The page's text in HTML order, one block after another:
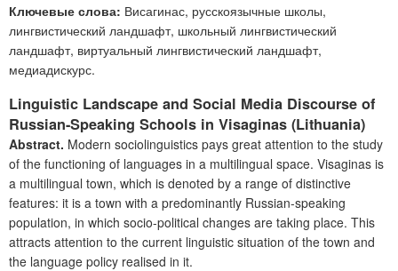
Ключевые слова: Висагинас, русскоязычные школы,
лингвистический ландшафт, школьный лингвистический
ландшафт, виртуальный лингвистический ландшафт,
медиадискурс.
Linguistic Landscape and Social Media Discourse of
Russian-Speaking Schools in Visaginas (Lithuania)
Abstract. Modern sociolinguistics pays great attention to the study
of the functioning of languages in a multilingual space. Visaginas is
a multilingual town, which is denoted by a range of distinctive
features: it is a town with a predominantly Russian-speaking
population, in which socio-political changes are taking place. This
attracts attention to the current linguistic situation of the town and
the language policy realised in it.